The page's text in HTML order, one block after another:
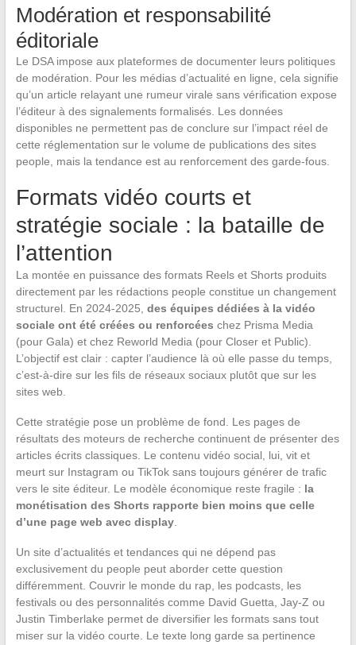
Modération et responsabilité
éditoriale
Le DSA impose aux plateformes de documenter leurs politiques
de modération. Pour les médias d’actualité en ligne, cela signifie
qu’un article relayant une rumeur virale sans vérification expose
l’éditeur à des signalements formalisés. Les données
disponibles ne permettent pas de conclure sur l’impact réel de
cette réglementation sur le volume de publications des sites
people, mais la tendance est au renforcement des garde-fous.
Formats vidéo courts et
stratégie sociale : la bataille de
l’attention
La montée en puissance des formats Reels et Shorts produits
directement par les rédactions people constitue un changement
structurel. En 2024-2025, des équipes dédiées à la vidéo
sociale ont été créées ou renforcées chez Prisma Media
(pour Gala) et chez Reworld Media (pour Closer et Public).
L’objectif est clair : capter l’audience là où elle passe du temps,
c’est-à-dire sur les fils de réseaux sociaux plutôt que sur les
sites web.
Cette stratégie pose un problème de fond. Les pages de
résultats des moteurs de recherche continuent de présenter des
articles écrits classiques. Le contenu vidéo social, lui, vit et
meurt sur Instagram ou TikTok sans toujours générer de trafic
vers le site éditeur. Le modèle économique reste fragile : la
monétisation des Shorts rapporte bien moins que celle
d’une page web avec display.
Un site d’actualités et tendances qui ne dépend pas
exclusivement du people peut aborder cette question
différemment. Couvrir le monde du rap, les podcasts, les
festivals ou des personnalités comme David Guetta, Jay-Z ou
Justin Timberlake permet de diversifier les formats sans tout
miser sur la vidéo courte. Le texte long garde sa pertinence